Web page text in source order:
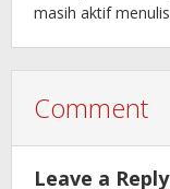
masih aktif
Comment
Leave a Reply